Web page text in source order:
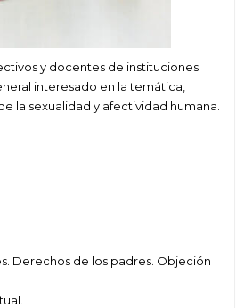
y docentes de instituciones
interesado en la temática,
la sexualidad y afectividad humana.
Derechos de los padres. Objeción